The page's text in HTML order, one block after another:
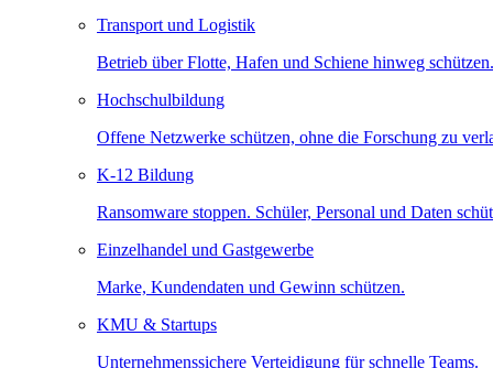
Transport und Logistik
Betrieb über Flotte, Hafen und Schiene hinweg schützen.
Hochschulbildung
Offene Netzwerke schützen, ohne die Forschung zu
K-12 Bildung
Ransomware stoppen. Schüler, Personal und Daten
Einzelhandel und Gastgewerbe
Marke, Kundendaten und Gewinn schützen.
KMU & Startups
Unternehmenssichere Verteidigung für schnelle Teams.